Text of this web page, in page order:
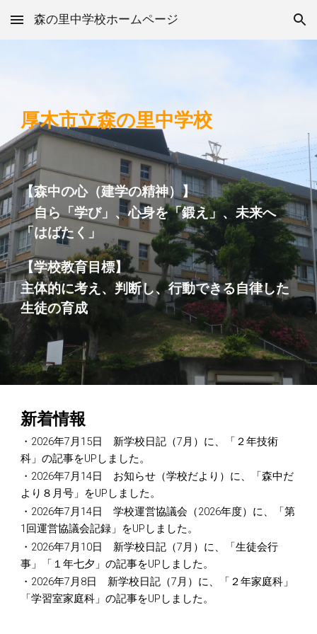
Skip to main content Skip to navigation
森の里中学校ホームページ
厚木市立森の里中学校
【森中の心（建学の精神）】
自ら「学び」、心身を「鍛え」、未来へ
「はばたく」
【学校教育目標】
主体的に考え、判断し、行動できる自律した
生徒の育成
新着情報
・ 2026年7月1 5日 新学校日記（7月）に、「 ２年技術
科 」の記事をUPしました。
・ 2026年7月 14日 お知らせ（学校だより）に、「森中だ
より ８ 月号」をUPしました。
・2026年7月 14日 学校運営協議会（2026年度）に、「第
1回運営協議会記録 」をUPしました。
・ 2026年7月 10日 新学校日記（7月）に、「生徒会行
事 」「 １年七夕 」の記事をUPしました。
・2026年7月 8日 新学校日記（7月）に、「 ２年家庭科 」
「学習室家庭科 」の記事をUPしました。